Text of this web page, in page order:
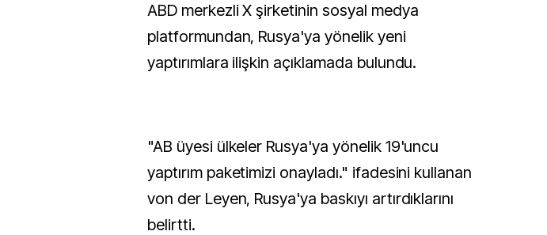
ABD merkezli X şirketinin sosyal medya
platformundan, Rusya'ya yönelik yeni
yaptırımlara ilişkin açıklamada bulundu.
"AB üyesi ülkeler Rusya'ya yönelik 19'uncu
yaptırım paketimizi onayladı." ifadesini kullanan
von der Leyen, Rusya'ya baskıyı artırdıklarını
belirtti.